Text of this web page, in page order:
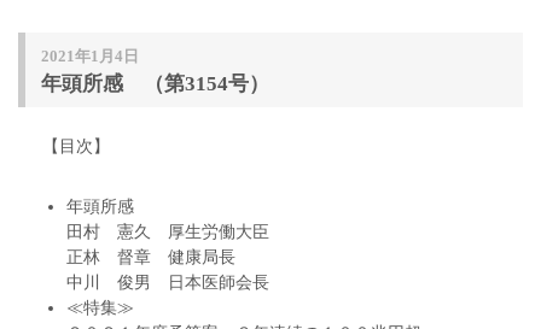
2021年1月4日
年頭所感 （第3154号）
【目次】
年頭所感
田村 憲久 厚生労働大臣
正林 督章 健康局長
中川 俊男 日本医師会長
≪特集≫